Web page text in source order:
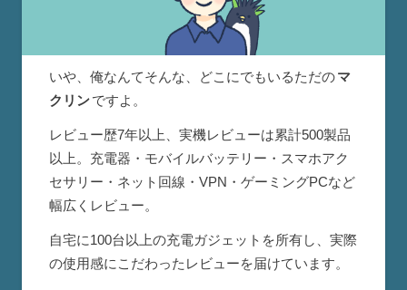
いや、俺なんてそんな、どこにでもいるただの マ
クリン ですよ。
レビュー歴7年以上、実機レビューは累計500製品
以上。充電器・モバイルバッテリー・スマホアク
セサリー・ネット回線・VPN・ゲーミングPCなど
幅広くレビュー。
自宅に100台以上の充電ガジェットを所有し、実際
の使用感にこだわったレビューを届けています。